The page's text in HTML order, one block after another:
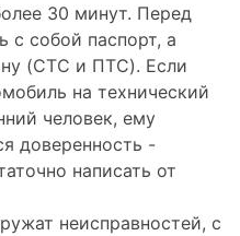
30 минут. Перед
с собой паспорт, а
(СТС и ПТС). Если
на технический
человек, ему
доверенность -
написать от
неисправностей, с